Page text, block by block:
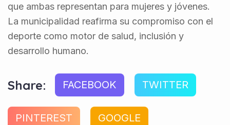
que ambas representan para mujeres y jóvenes.
La municipalidad reafirma su compromiso con el
deporte como motor de salud, inclusión y
desarrollo humano.
Share: FACEBOOK TWITTER
PINTEREST GOOGLE